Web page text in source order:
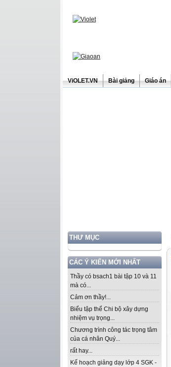
ViOLET.VN Bài giảng Giáo án
THƯ MỤC
CÁC Ý KIẾN MỚI NHẤT
Thầy có bsach1 bài tập 10 và 11
mà có...
Cảm ơn thầy!...
Biểu tập thể Chi bộ xây dựng
nhiệm vụ trọng...
Chương trình công tác trọng tâm
của cá nhân Quý...
rất hay...
Kế hoạch giảng dạy lớp 4 SGK -